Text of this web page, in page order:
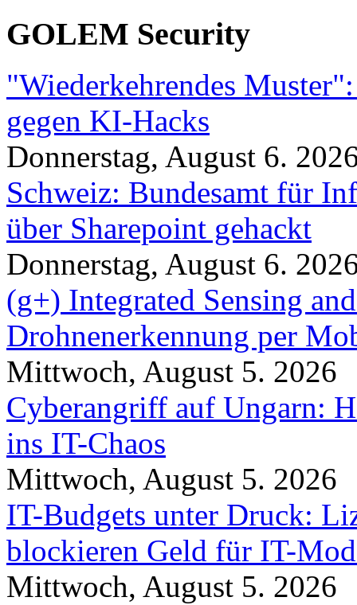
GOLEM Security
"Wiederkehrendes
gegen KI-Hacks
Donnerstag, August 6.
Schweiz: Bundesamt für
über Sharepoint gehackt
Donnerstag, August 6.
(g+) Integrated Sensing
Drohnenerkennung per
Mittwoch, August 5. 2026
Cyberangriff auf Ungarn:
ins IT-Chaos
Mittwoch, August 5. 2026
IT-Budgets unter Druck:
blockieren Geld für IT-
Mittwoch, August 5. 2026